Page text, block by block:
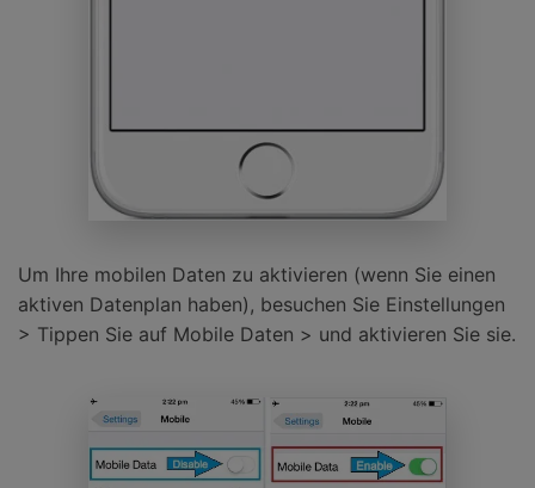
Um Ihre mobilen Daten zu aktivieren (wenn Sie einen
aktiven Datenplan haben), besuchen Sie Einstellungen
> Tippen Sie auf Mobile Daten > und aktivieren Sie sie.